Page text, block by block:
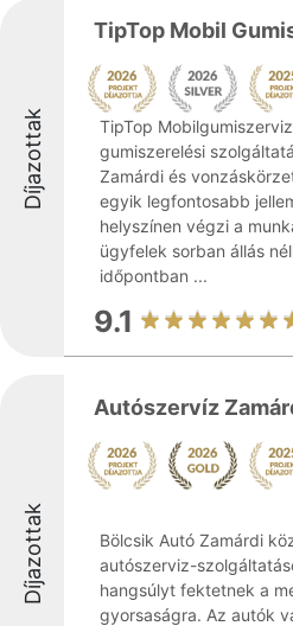
Díjazottak
TipTop Mobil
TipTop
gumiszerelési
Zamárdi és
egyik legfontosabb
helyszínen végzi a
ügyfelek sorban állás
időpontban ...
9.1
Díjazottak
Autószervíz
Bölcsik Autó Zamárdi
autószerviz-
hangsúlyt fektetnek a
gyorsaságra. Az autók